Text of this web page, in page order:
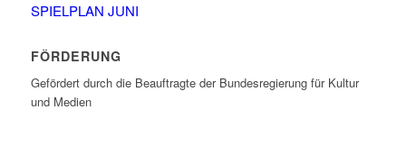
SPIELPLAN JUNI
FÖRDERUNG
Gefördert durch die Beauftragte der Bundesregierung für Kultur
und Medien